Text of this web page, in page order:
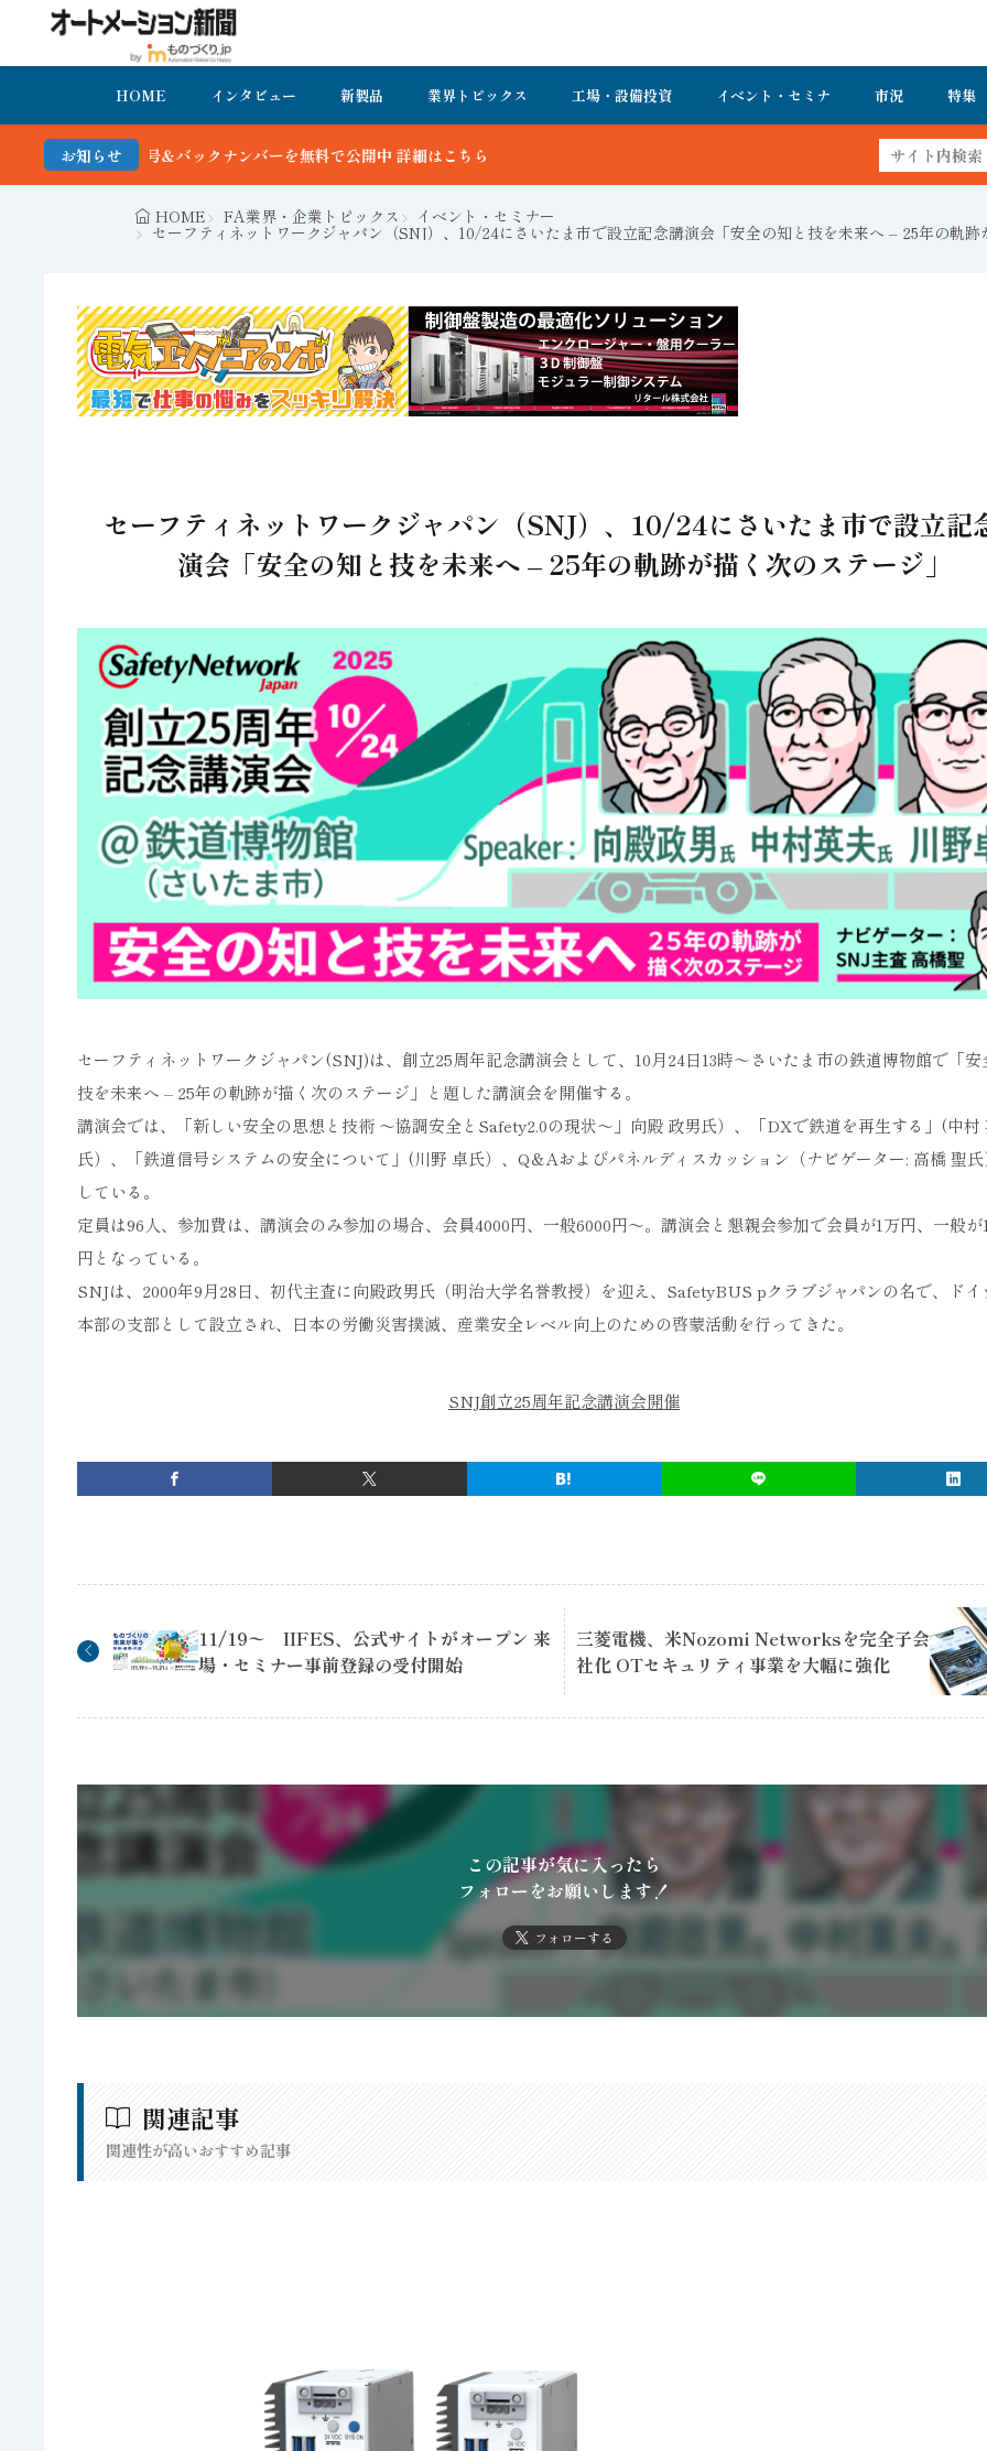
HOME インタビュー 新製品 業界トピックス 工場・設備投資 イベント・セミナ 市況 特集
お知らせ
ンバーを無料で公開中 詳細はこちら
HOME FA業界・企業トピックス イベント・セミナー
セーフティネットワークジャパン（SNJ）、10/24にさいたま市で設立記念講演会「安全の知と技を未来へ – 25年の軌
セーフティネットワークジャパン（SNJ）、10/24にさいたま市で設立記
演会「安全の知と技を未来へ – 25年の軌跡が描く次のステージ」
セーフティネットワークジャパン(SNJ)は、創立25周年記念講演会として、10月24日13時〜さいたま市の鉄道博物館で「
技を未来へ – 25年の軌跡が描く次のステージ」と題した講演会を開催する。
講演会では、「新しい安全の思想と技術 ～協調安全とSafety2.0の現状～」向殿 政男氏）、「DXで鉄道を再生する」(中村
氏）、「鉄道信号システムの安全について」(川野 卓氏）、Q＆Aおよびパネルディスカッション（ナビゲーター: 高橋 聖
している。
定員は96人、参加費は、講演会のみ参加の場合、会員4000円、一般6000円〜。講演会と懇親会参加で会員が1万円、一般が
円となっている。
SNJは、2000年9月28日、初代主査に向殿政男氏（明治大学名誉教授）を迎え、SafetyBUS pクラブジャパンの名で、ドイ
本部の支部として設立され、日本の労働災害撲滅、産業安全レベル向上のための啓蒙活動を行ってきた。
SNJ創立25周年記念講演会開催
11/19〜 IIFES、公式サイトがオープン 来
場・セミナー事前登録の受付開始
三菱電機、米Nozomi Networksを完全子会
社化 OTセキュリティ事業を大幅に強化
この記事が気に入ったら
フォローをお願いします！
フォローする
関連記事
関連性が高いおすすめ記事